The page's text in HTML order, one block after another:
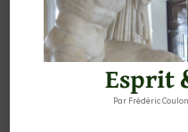
Esprit
Par Frédéric